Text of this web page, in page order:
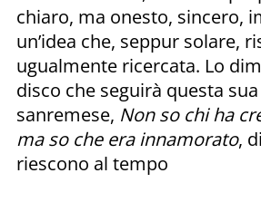
chiaro, ma onesto, sincero,
un’idea che, seppur solare,
ugualmente ricercata. Lo
disco che seguirà questa
sanremese, Non so chi ha
ma so che era innamorato,
riescono al tempo